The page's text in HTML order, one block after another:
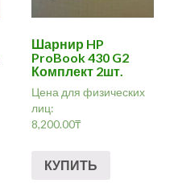
Шарнир HP
ProBook 430 G2
Комплект 2шт.
Цена для физических
лиц:
8,200.00₸
КУПИТЬ